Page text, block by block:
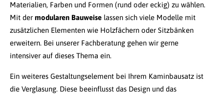
Materialien, Farben und Formen (rund oder eckig) zu wählen.
Mit der modularen Bauweise lassen sich viele Modelle mit
zusätzlichen Elementen wie Holzfächern oder Sitzbänken
erweitern. Bei unserer Fachberatung gehen wir gerne
intensiver auf dieses Thema ein.
Ein weiteres Gestaltungselement bei Ihrem Kaminbausatz ist
die Verglasung. Diese beeinflusst das Design und das